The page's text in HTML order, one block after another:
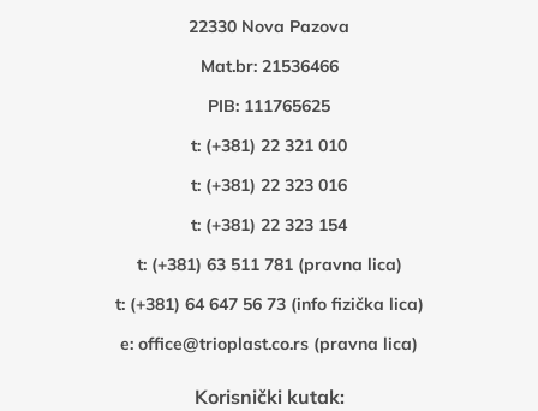
22330 Nova Pazova
Mat.br: 21536466
PIB: 111765625
t: (+381) 22 321 010
t: (+381) 22 323 016
t: (+381) 22 323 154
t: (+381) 63 511 781 (pravna lica)
t: (+381) 64 647 56 73 (info fizička lica)
e: office@trioplast.co.rs (pravna lica)
Korisnički kutak: